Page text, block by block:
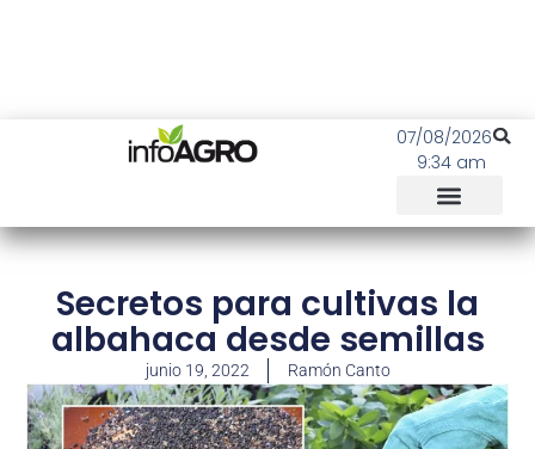
07/08/2026
9:34 am
Secretos para cultivas la
albahaca desde semillas
junio 19, 2022 Ramón Canto